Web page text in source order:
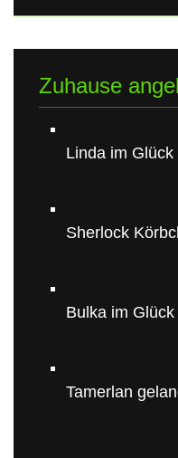
Zuhause
Linda im Glück
Sherlock
Bulka im Glück
Tamerlan